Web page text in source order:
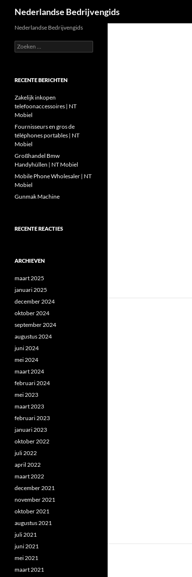
Nederlandse Bedrijvengids
Nederlandse Bedrijvengids
Zoeken
naar:
RECENTE BERICHTEN
Zakelijk inkopen
telefoonaccessoires | NT
Mobiel
Fournisseurs en gros de
téléphones portables | NT
Mobiel
Großhandel Bmw
Handyhüllen | NT Mobiel
Mobile Phone Wholesaler | NT
Mobiel
Gunmak Machine
RECENTE REACTIES
ARCHIEVEN
maart 2025
januari 2025
december 2024
oktober 2024
september 2024
augustus 2024
juni 2024
mei 2024
maart 2024
februari 2024
mei 2023
maart 2023
februari 2023
januari 2023
oktober 2022
juli 2022
april 2022
maart 2022
december 2021
november 2021
oktober 2021
augustus 2021
juli 2021
juni 2021
mei 2021
maart 2021